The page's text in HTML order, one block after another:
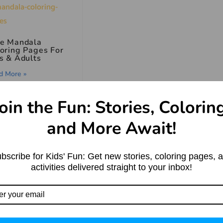
Mandala
Pages For
& Adults
More »
short story |
Mythological
the Fun: Stories,
and More Await!
for Kids' Fun: Get new stories, coloring pages,
activities delivered straight to your inbox!